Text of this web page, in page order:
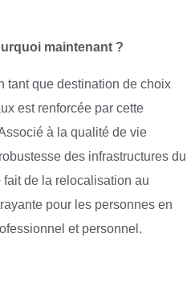
maintenant ?
tant que destination de choix
est renforcée par cette
à la qualité de vie
des infrastructures du
de la relocalisation au
pour les personnes en
et personnel.